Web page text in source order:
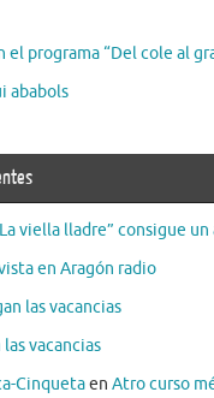
el programa “Del cole al
ababols
viella lladre” consigue
en Aragón radio
las vacancias
vacancias
Cinquetaen Atro curso